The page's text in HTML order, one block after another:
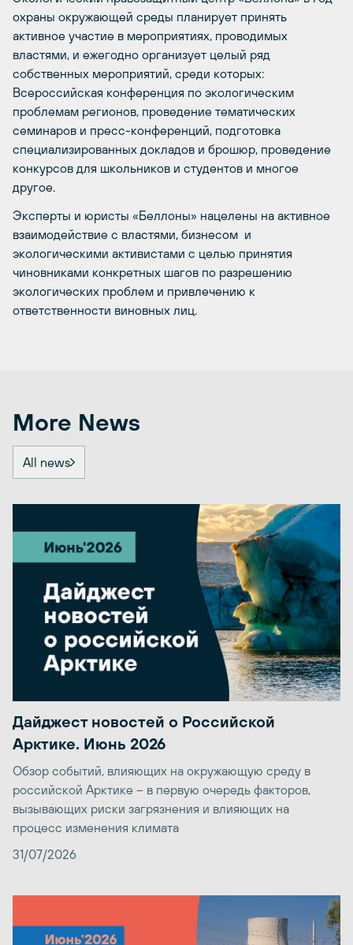
охраны окружающей среды планирует принять
активное участие в мероприятиях, проводимых
властями, и ежегодно организует целый ряд
собственных мероприятий, среди которых:
Всероссийская конференция по экологическим
проблемам регионов, проведение тематических
семинаров и пресс-конференций, подготовка
специализированных докладов и брошюр, проведение
конкурсов для школьников и студентов и многое
другое.
Эксперты и юристы «Беллоны» нацелены на активное
взаимодействие с властями, бизнесом и
экологическими активистами с целью принятия
чиновниками конкретных шагов по разрешению
экологических проблем и привлечению к
ответственности виновных лиц.
More News
All news
Дайджест новостей о Российской
Арктике. Июнь 2026
Обзор событий, влияющих на окружающую среду в
российской Арктике – в первую очередь факторов,
вызывающих риски загрязнения и влияющих на
процесс изменения климата
31/07/2026